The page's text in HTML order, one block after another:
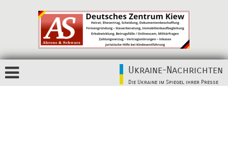
Ukraine-Nachrichten
Die Ukraine im Spiegel ihrer Presse